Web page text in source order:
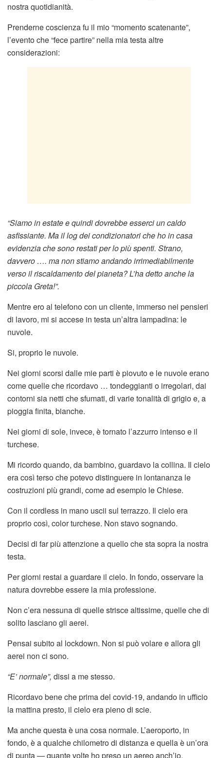
nostra quotidianità.
Prenderne coscienza fu il mio “momento scatenante”,
l’evento che “fece partire” nella mia testa altre
considerazioni:
“Siamo in estate e quindi dovrebbe esserci un caldo
asfissiante. Ma il log dei condizionatori che ho in casa
evidenzia che sono restati per lo più spenti. Strano,
davvero …. ma non stiamo andando irrimediabilmente
verso il riscaldamento del pianeta? L’ha detto anche la
piccola Greta!”.
Mentre ero al telefono con un cliente, immerso nei pensieri
di lavoro, mi si accese in testa un’altra lampadina: le
nuvole.
Si, proprio le nuvole.
Nei giorni scorsi dalle mie parti è piovuto e le nuvole erano
come quelle che ricordavo … tondeggianti o irregolari, dai
contorni sia netti che sfumati, di varie tonalità di grigio e, a
pioggia finita, bianche.
Nei giorni di sole, invece, è tornato l’azzurro intenso e il
turchese.
Mi ricordo quando, da bambino, guardavo la collina. Il cielo
era così terso che potevo distinguere in lontananza le
costruzioni più grandi, come ad esempio le Chiese.
Con il cordless in mano uscii sul terrazzo. Il cielo era
proprio così, color turchese. Non stavo sognando.
Decisi di far più attenzione a quello che sta sopra la nostra
testa.
Per giorni restai a guardare il cielo. In fondo, osservare la
natura dovrebbe essere la mia professione.
Non c’era nessuna di quelle strisce altissime, quelle che di
solito lasciano gli aerei.
Pensai subito al lockdown. Non si può volare e allora gli
aerei non ci sono.
“E’ normale”, dissi a me stesso.
Ricordavo bene che prima del covid-19, andando in ufficio
la mattina presto, il cielo era pieno di scie.
Ma anche questa è una cosa normale. L’aeroporto, in
fondo, è a qualche chilometro di distanza e quella è un’ora
di punta — quante volte ho preso un aereo anch’io.